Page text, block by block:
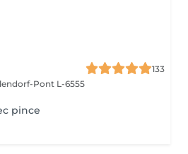
133
Pont L-6555
pince